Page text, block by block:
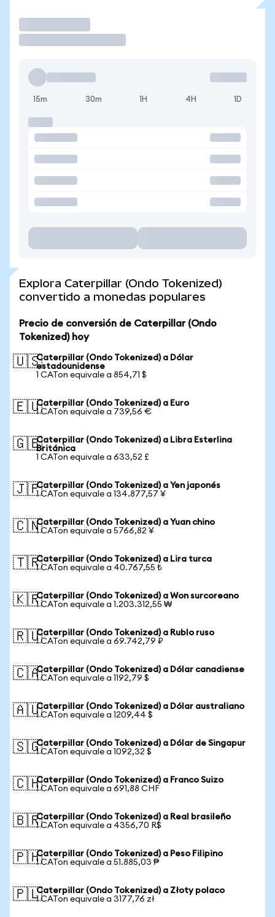
15m 30m 1H 4H 1D
Explora Caterpillar (Ondo Tokenized)
convertido a monedas populares
Precio de conversión de Caterpillar (Ondo
Tokenized) hoy
🇺🇸Caterpillar (Ondo Tokenized) a Dólar
estadounidense
1 CATon equivale a 854,71 $
🇪🇺Caterpillar (Ondo Tokenized) a Euro
1 CATon equivale a 739,56 €
🇬🇧Caterpillar (Ondo Tokenized) a Libra Esterlina
Británica
1 CATon equivale a 633,52 £
🇯🇵Caterpillar (Ondo Tokenized) a Yen japonés
1 CATon equivale a 134.877,57 ¥
🇨🇳Caterpillar (Ondo Tokenized) a Yuan chino
1 CATon equivale a 5766,82 ¥
🇹🇷Caterpillar (Ondo Tokenized) a Lira turca
1 CATon equivale a 40.767,55 ₺
🇰🇷Caterpillar (Ondo Tokenized) a Won surcoreano
1 CATon equivale a 1.203.312,55 ₩
🇷🇺Caterpillar (Ondo Tokenized) a Rublo ruso
1 CATon equivale a 69.742,79 ₽
🇨🇦Caterpillar (Ondo Tokenized) a Dólar canadiense
1 CATon equivale a 1192,79 $
🇦🇺Caterpillar (Ondo Tokenized) a Dólar australiano
1 CATon equivale a 1209,44 $
🇸🇬Caterpillar (Ondo Tokenized) a Dólar de Singapur
1 CATon equivale a 1092,32 $
🇨🇭Caterpillar (Ondo Tokenized) a Franco Suizo
1 CATon equivale a 691,88 CHF
🇧🇷Caterpillar (Ondo Tokenized) a Real brasileño
1 CATon equivale a 4356,70 R$
🇵🇭Caterpillar (Ondo Tokenized) a Peso Filipino
1 CATon equivale a 51.885,03 ₱
🇵🇱Caterpillar (Ondo Tokenized) a Złoty polaco
1 CATon equivale a 3177,76 zł